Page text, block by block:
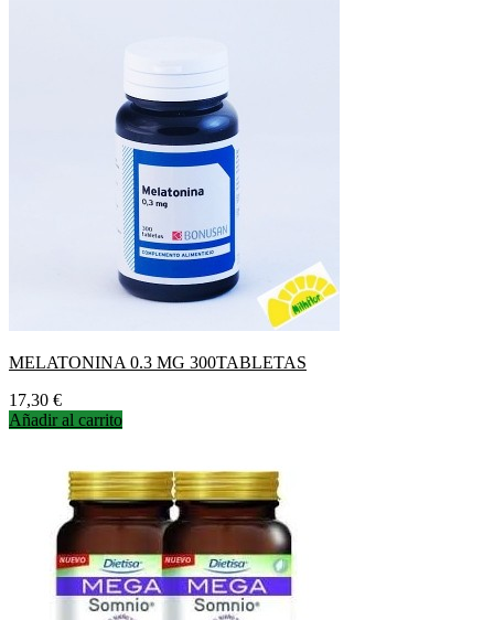
MELATONINA 0.3 MG 300TABLETAS
Precio
17,30 €
Añadir al carrito